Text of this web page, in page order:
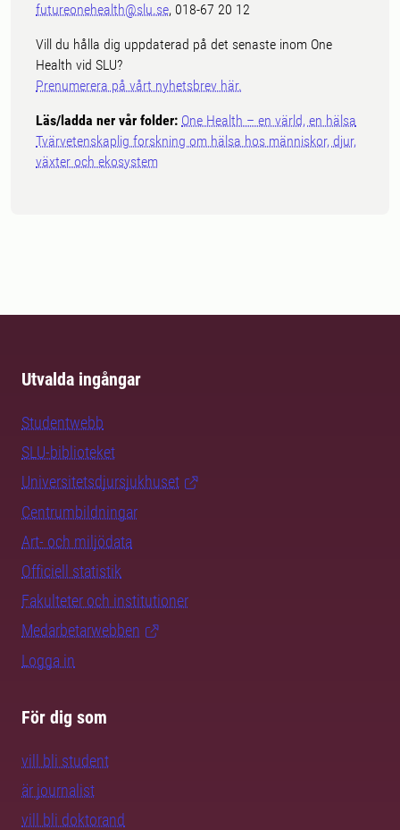
futureonehealth@slu.se, 018-67 20 12
Vill du hålla dig uppdaterad på det senaste inom One
Health vid SLU?
Prenumerera på vårt nyhetsbrev här.
Läs/ladda ner vår folder: One Health – en värld, en hälsa
Tvärvetenskaplig forskning om hälsa hos människor, djur,
växter och ekosystem
Utvalda ingångar
Studentwebb
SLU-biblioteket
Universitetsdjursjukhuset
Centrumbildningar
Art- och miljödata
Officiell statistik
Fakulteter och institutioner
Medarbetarwebben
Logga in
För dig som
vill bli student
är journalist
vill bli doktorand